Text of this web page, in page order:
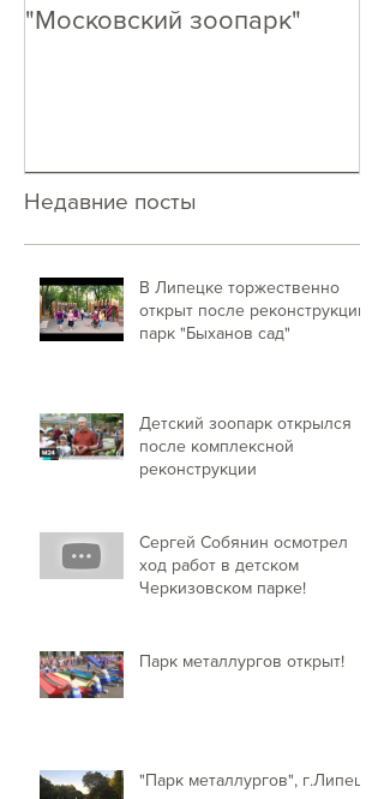
"Московский зоопарк"
Недавние посты
В Липецке торжественно
открыт после реконструкции
парк "Быханов сад"
Детский зоопарк открылся
после комплексной
реконструкции
Сергей Собянин осмотрел
ход работ в детском
Черкизовском парке!
Парк металлургов открыт!
"Парк металлургов", г.Липецк